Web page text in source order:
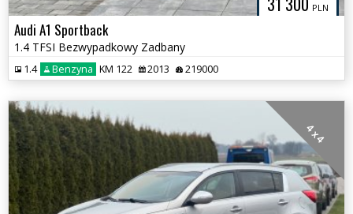
PLN
Audi A1 Sportback
1.4 TFSI Bezwypadkowy Zadbany
1.4 Benzyna KM 122 2013 219000
4 x 4